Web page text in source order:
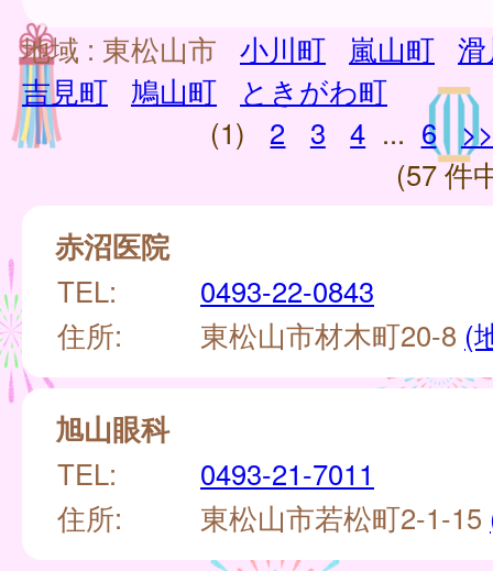
地域 : 東松山市 小川町 嵐山町
吉見町
鳩山町
ときがわ町
(1)
2 3 4 ... 6
>>
(57 件
赤沼医院
TEL:
0493-22-0843
住所:
東松山市材木町20-8 (
旭山眼科
TEL:
0493-21-7011
住所:
東松山市若松町2-1-15